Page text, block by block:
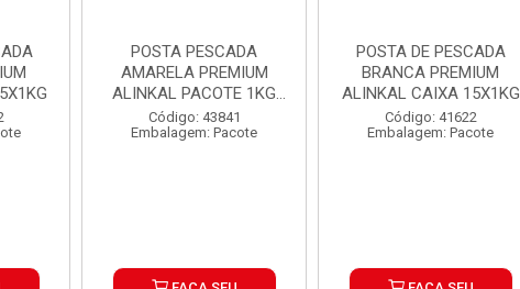
POSTA PESCADA
AMARELA PREMIUM
ALINKAL PACOTE 1KG
CX15KG
Código: 43841
Embalagem: Pacote
POSTA DE PESCADA
BRANCA PREMIUM
ALINKAL CAIXA 15X1KG
Código: 41622
Embalagem: Pacote